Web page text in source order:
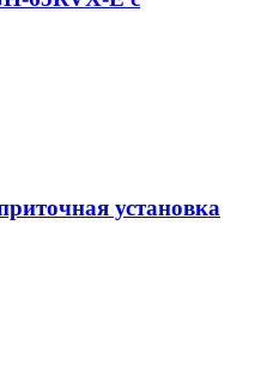
установка